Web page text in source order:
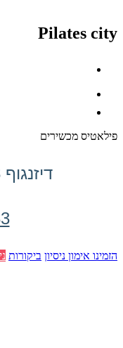
Pilates city
פילאטיס מכשירים
דיזנגוף 233, תל אביב יפו
הזמינו אימון ניסיון ביקורות